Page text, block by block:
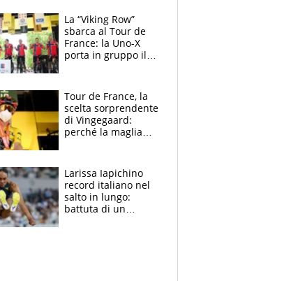
mirino
La “Viking Row”
sbarca al Tour de
France: la Uno-X
porta in gruppo il
compagni
Tour de France, la
scelta sorprendente
di Vingegaard:
perché la maglia
rischio da evitare
Larissa Iapichino
record italiano nel
salto in lungo:
battuta di un